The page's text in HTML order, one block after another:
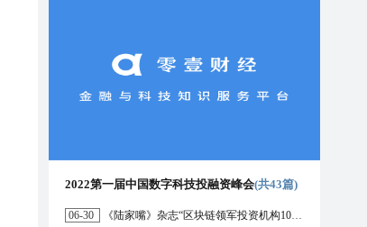
2022第一届中国数字科技投融资峰会(共43篇)
06-30
《陆家嘴》杂志“区块链领军投资机构10强”榜单正式发布